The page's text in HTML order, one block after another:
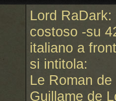
Lord
costoso -su
italiano a
si intitola:
Le Roman
Guillame de